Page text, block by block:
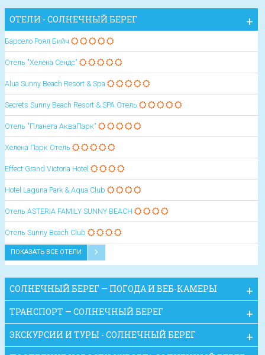
ОТЕЛИ - СОЛНЕЧНЫЙ БЕРЕГ
Барсело Роял Бийч
Отель "Хелена Сендс"
Alua Sunny Beach Resort & Spa
Secrets Sunny Beach Resort & SPA Отель
Отель "Планета АкваПарк"
Хелена Парк Отель
Effect Grand Victoria Hotel
Hotel Laguna Park & Aqua Club
Oтель ASTERIA FAMILY SUNNY BEACH
Oтель Sunny Beach Club
ПОКАЗАТЬ ВСЕ ОТЕЛИ
СОЛНЕЧНЫЙ БЕРЕГ — ПОГОДА И ВЕБ-КАМЕРЫ
ТРАНСПОРТ — СОЛНЕЧНЫЙ БЕРЕГ
ЭКСКУРСИИ И ТУРЫ - СОЛНЕЧНЫЙ БЕРЕГ